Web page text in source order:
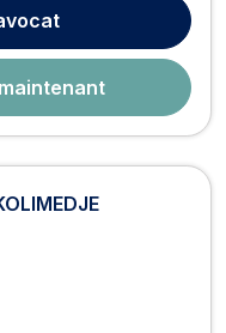
économiques